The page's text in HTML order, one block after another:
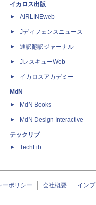
イカロス出版
AIRLINEweb
Jディフェンスニュース
通訳翻訳ジャーナル
JレスキューWeb
イカロスアカデミー
MdN
MdN Books
MdN Design Interactive
テックリブ
TechLib
ーポリシー 会社概要 イン